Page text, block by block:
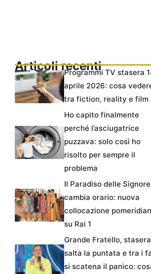
Articoli recentiProgrammi TV stasera
aprile 2026: cosa
tra fiction, reality e film
Ho capito finalmente
perché l’asciugatrice
puzzava: solo così ho
risolto per sempre il
problema
Il Paradiso delle Signore
cambia orario: nuova
collocazione
su Rai 1
Grande Fratello, stasera
salta la puntata e tra i
si scatena il panico: